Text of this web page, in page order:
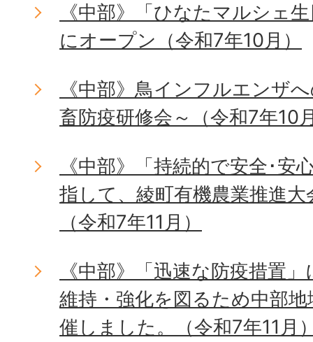
《中部》「ひなたマルシェ
にオープン（令和7年10月）
《中部》鳥インフルエンザ
畜防疫研修会～（令和7年10
《中部》「持続的で安全･安
指して、綾町有機農業推進
（令和7年11月）
《中部》「迅速な防疫措置
維持・強化を図るため中部
催しました。（令和7年11月